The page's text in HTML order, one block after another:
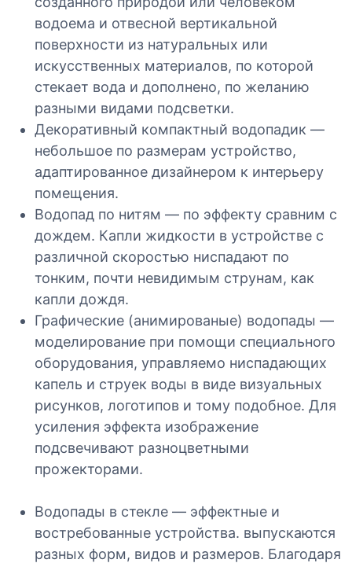
водоема и отвесной вертикальной
поверхности из натуральных или
искусственных материалов, по которой
стекает вода и дополнено, по желанию
разными видами подсветки.
Декоративный компактный водопадик —
небольшое по размерам устройство,
адаптированное дизайнером к интерьеру
помещения.
Водопад по нитям — по эффекту сравним с
дождем. Капли жидкости в устройстве с
различной скоростью ниспадают по
тонким, почти невидимым струнам, как
капли дождя.
Графические (анимированые) водопады —
моделирование при помощи специального
оборудования, управляемо ниспадающих
капель и струек воды в виде визуальных
рисунков, логотипов и тому подобное. Для
усиления эффекта изображение
подсвечивают разноцветными
прожекторами.
Водопады в стекле — эффектные и
востребованные устройства. выпускаются
разных форм, видов и размеров. Благодаря